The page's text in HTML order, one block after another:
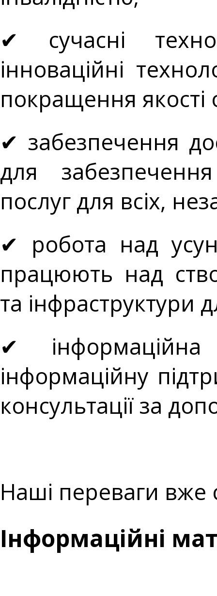
✔ сучасні
інноваційні
покращення якості
✔ забезпечення
для
послуг для всіх,
✔ робота над
працюють над
та інфраструктури
✔
інформаційну
консультації за
Наші переваги вже
Інформаційні